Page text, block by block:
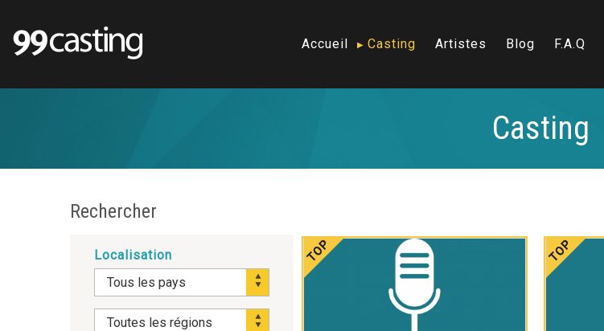
Accueil Casting Artistes Blog F.A.Q
Casting
Rechercher
Localisation